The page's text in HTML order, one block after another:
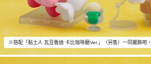
※搭配「黏土人 瓦豆魯迪 卡比咖啡廳Ver.」（另售）一同擺飾吧。